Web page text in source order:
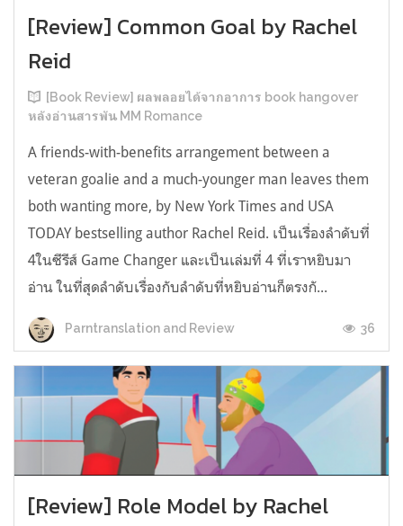
[Review] Common Goal by Rachel
Reid
[Book Review] ผลพลอยได้จากอาการ book hangover
หลังอ่านสารพัน MM Romance
A friends-with-benefits arrangement between a
veteran goalie and a much-younger man leaves them
both wanting more, by New York Times and USA
TODAY bestselling author Rachel Reid. เป็นเรื่องลำดับที่
4ในซีรีส์ Game Changer และเป็นเล่มที่ 4 ที่เราหยิบมา
อ่าน ในที่สุดลำดับเรื่องกับลำดับที่หยิบอ่านก็ตรงกั...
Parntranslation and Review 36
[Review] Role Model by Rachel